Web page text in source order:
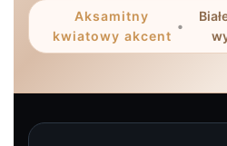
Aksamitny
kwiatowy akcent
•